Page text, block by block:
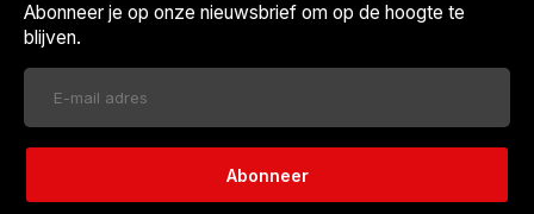
Abonneer je op onze nieuwsbrief om op de hoogte te
blijven.
Abonneer